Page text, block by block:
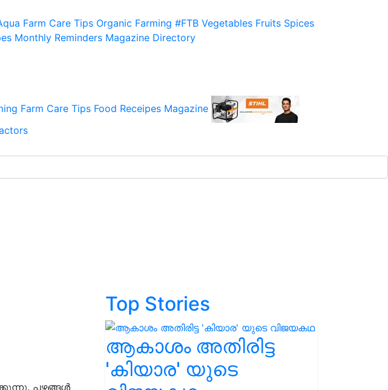
Farm Care Tips Organic Farming #FTB Vegetables Fruits Spices
Monthly Reminders Magazine Directory
Farm Care Tips Food Receipes Magazine
പഴങ്ങൾ
Top Stories
ആകാശം അതിരിട്ട
'കിയാര' യുടെ